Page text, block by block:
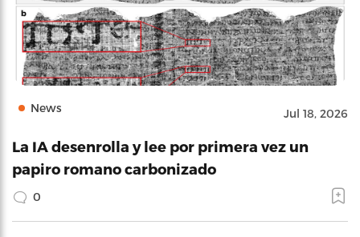
News Jul 18, 2026
La IA desenrolla y lee por primera vez un
papiro romano carbonizado
0